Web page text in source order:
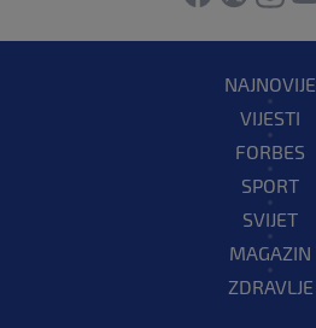
NAJNOVIJE
VIJESTI
FORBES
SPORT
SVIJET
MAGAZIN
ZDRAVLJE